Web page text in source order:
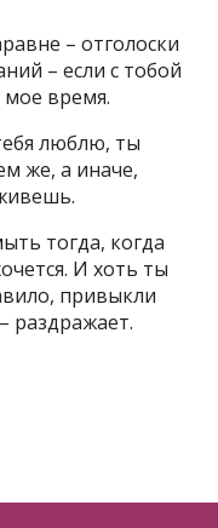
– отголоски
– если с тобой
время.
люблю, ты
же, а иначе,
тогда, когда
И хоть ты
привыкли
раздражает.